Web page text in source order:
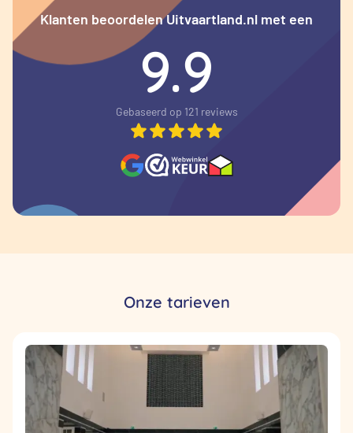
Klanten beoordelen Uitvaartland.nl met een
9.9
Gebaseerd op 121 reviews
Onze tarieven